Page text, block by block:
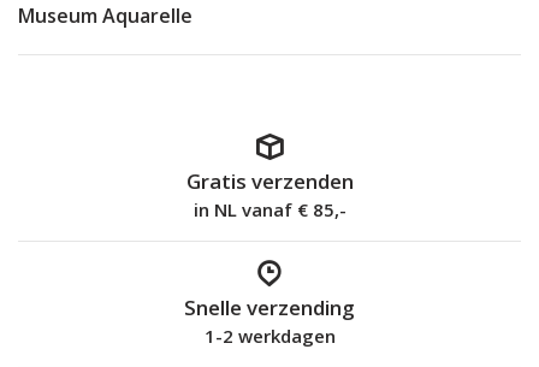
Museum Aquarelle
Gratis verzenden
in NL vanaf € 85,-
Snelle verzending
1-2 werkdagen